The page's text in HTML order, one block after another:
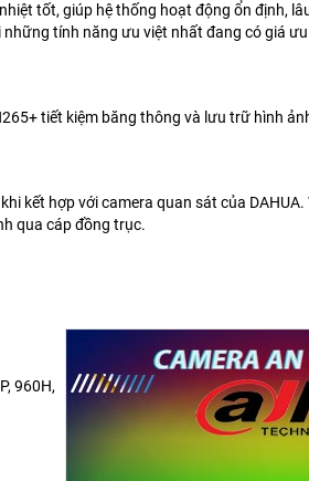
tốt, giúp hệ thống hoạt động ổn định,
tính năng ưu việt nhất đang có giá
tiết kiệm băng thông và lưu trữ hình
kết hợp với camera quan sát của
qua cáp đồng trục.
960H,